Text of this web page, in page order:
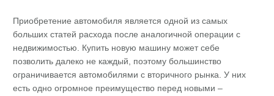
Приобретение автомобиля является одной из самых
больших статей расхода после аналогичной операции с
недвижимостью. Купить новую машину может себе
позволить далеко не каждый, поэтому большинство
ограничивается автомобилями с вторичного рынка. У них
есть одно огромное преимущество перед новыми –